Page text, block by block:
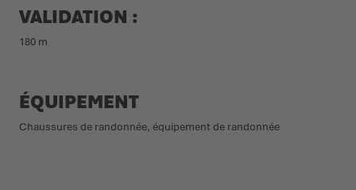
VALIDATION :
180 m
ÉQUIPEMENT
Chaussures de randonnée, équipement de randonnée